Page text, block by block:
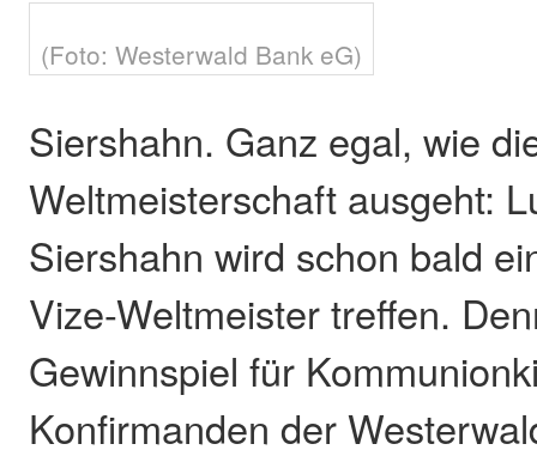
(Foto: Westerwald Bank eG)
Siershahn. Ganz egal, wie
Weltmeisterschaft ausgeht:
Siershahn wird schon bald
Vize-Weltmeister treffen.
Gewinnspiel für
Konfirmanden der